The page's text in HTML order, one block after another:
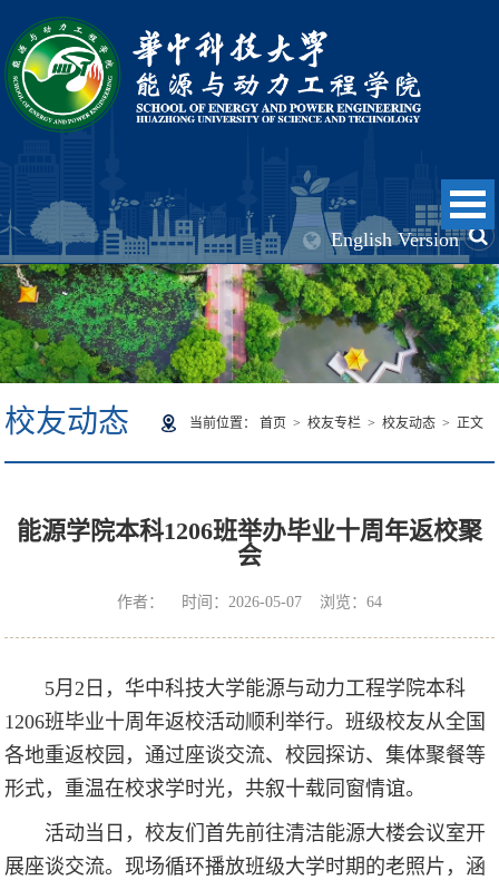
English Version
校友动态 当前位置： 首页 > 校友专栏> 校友动态> 正文
能源学院本科1206班举办毕业十周年返校聚
会
作者： 时间：2026-05-07 浏览： 64
5月2日，华中科技大学能源与动力工程学院本科
1206班毕业十周年返校活动顺利举行。班级校友从全国
各地重返校园，通过座谈交流、校园探访、集体聚餐等
形式，重温在校求学时光，共叙十载同窗情谊。
活动当日，校友们首先前往清洁能源大楼会议室开
展座谈交流。现场循环播放班级大学时期的老照片，涵